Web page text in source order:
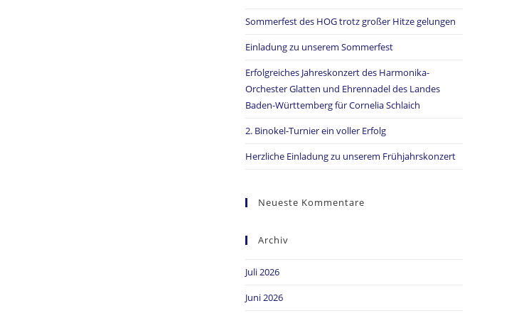
Sommerfest des HOG trotz großer Hitze gelungen
Einladung zu unserem Sommerfest
Erfolgreiches Jahreskonzert des Harmonika-
Orchester Glatten und Ehrennadel des Landes
Baden-Württemberg für Cornelia Schlaich
2. Binokel-Turnier ein voller Erfolg
Herzliche Einladung zu unserem Frühjahrskonzert
Neueste Kommentare
Archiv
Juli 2026
Juni 2026